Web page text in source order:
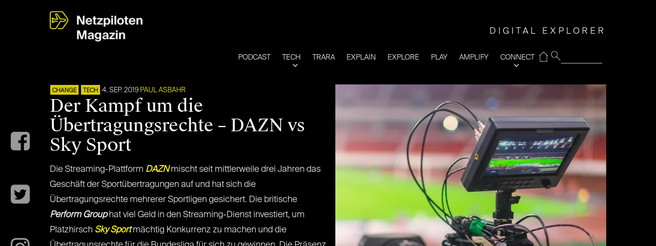
DIGITAL EXPLORER
PODCAST TECH TRARA EXPLAIN EXPLORE PLAY AMPLIFY CONNECT
⌂
CHANGE TECH 4. SEP. 2019 PAUL ASBAHR
Der Kampf um die
Übertragungsrechte – DAZN vs
Sky Sport
Die Streaming-Plattform DAZNmischt seit mittlerweile drei Jahren das
Geschäft der Sportübertragungen auf und hat sich die
Übertragungsrechte mehrerer Sportligen gesichert. Die britische
Perform Grouphat viel Geld in den Streaming-Dienst investiert, um
Platzhirsch Sky Sportmächtig Konkurrenz zu machen und die